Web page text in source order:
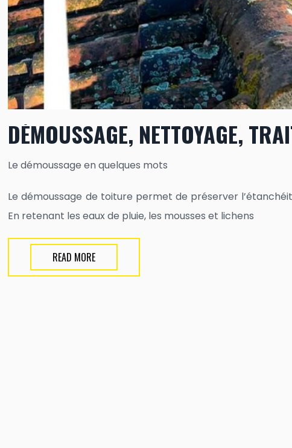
DÉMOUSSAGE, NETTOYAGE,
Le démoussage en quelques mots
Le démoussage de toiture permet de préserver
En retenant les eaux de pluie, les mousses et lichens
READ MORE